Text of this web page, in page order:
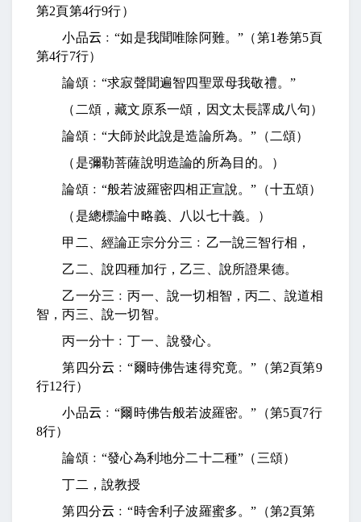
第2頁第4行9行）
小品云 ﹕“如是我聞唯除阿難。”（第1卷第5頁
第4行7行）
論頌﹕“求寂聲聞遍智四聖眾母我敬禮。”
（二頌，藏文原系一頌，因文太長譯成八句）
論頌﹕“大師於此說是造論所為。”（二頌）
（是彌勒菩薩說明造論的所為目的。）
論頌﹕“般若波羅密四相正宣說。”（十五頌）
（是總標論中略義、八以七十義。）
甲二、經論正宗分分三﹕乙一說三智行相，
乙二、說四種加行，乙三、說所證果德。
乙一分三﹕丙一、說一切相智，丙二、說道相
智，丙三、說一切智。
丙一分十﹕丁一、說發心。
第四分云 ﹕“爾時佛告速得究竟。”（第2頁第9
行12行）
小品云 ﹕“爾時佛告般若波羅密。”（第5頁7行
8行）
論頌﹕“發心為利地分二十二種”（三頌）
丁二，說教授
第四分云 ﹕“時舍利子波羅蜜多。”（第2頁第